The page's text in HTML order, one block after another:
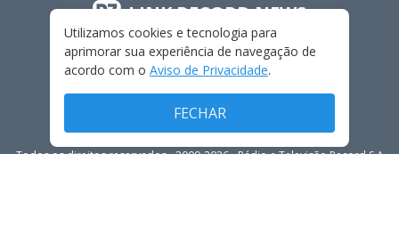
LINK RECORD NEWS
Todos os direitos reservados - 2009-2026- Rádio e Televisão Record S.A
Utilizamos cookies e tecnologia para
aprimorar sua experiência de navegação de
acordo com o Aviso de Privacidade.
FECHAR